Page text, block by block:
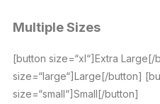
Multiple Sizes
[button size=“xl“]Extra
size=“large“]Large[/button]
size=“small“]Small[/button]